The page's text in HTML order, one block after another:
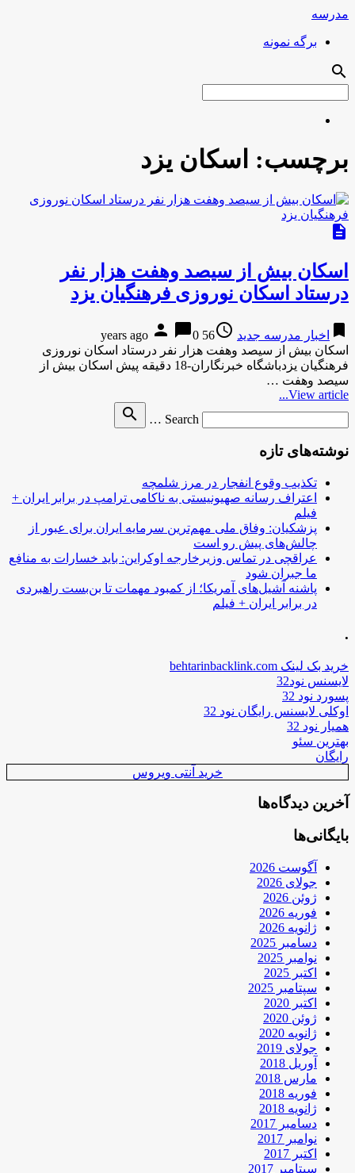
مدرسه
برگه نمونه
search
برچسب: اسکان یزد
description
اسکان بیش از سیصد وهفت هزار نفر
درستاد اسکان نوروزی فرهنگیان یزد
bookmark اخبار مدرسه جدید access_time
56 years ago
person chat_bubble0
اسکان بیش از سیصد وهفت هزار نفر درستاد اسکان نوروزی
فرهنگیان یزدباشگاه خبرنگاران-18 دقیقه پیش اسکان بیش از
سیصد وهفت …
View article...
Search …
search
نوشته‌های تازه
تکذیب وقوع انفجار در مرز شلمچه
اعتراف رسانه صهیونیستی به ناکامی ترامپ در برابر ایران +
فیلم
پزشکیان: وفاق ملی مهم‌ترین سرمایه ایران برای عبور از
چالش‌های پیش رو است
عراقچی در تماس وزیرخارجه اوکراین: باید خسارات به منافع
ما جبران شود
پاشنه آشیل‌های آمریکا؛ از کمبود مهمات تا بن‌بست راهبردی
در برابر ایران + فیلم
.
خرید بک لینک behtarinbacklink.com
لایسنس نود32
پسورد نود 32
اوکلی لایسنس رایگان نود 32
همیار نود 32
بهترین سئو
رایگان
خرید آنتی ویروس
آخرین دیدگاه‌ها
بایگانی‌ها
آگوست 2026
جولای 2026
ژوئن 2026
فوریه 2026
ژانویه 2026
دسامبر 2025
نوامبر 2025
اکتبر 2025
سپتامبر 2025
اکتبر 2020
ژوئن 2020
ژانویه 2020
جولای 2019
آوریل 2018
مارس 2018
فوریه 2018
ژانویه 2018
دسامبر 2017
نوامبر 2017
اکتبر 2017
سپتامبر 2017